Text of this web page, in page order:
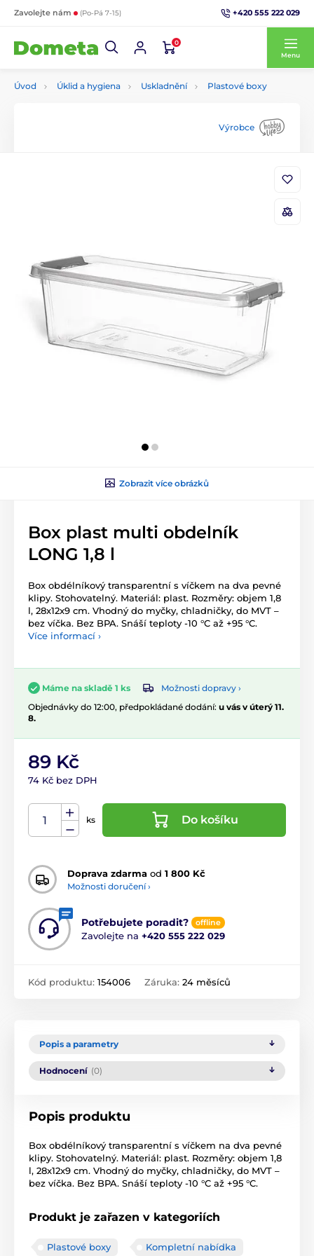
Zavolejte nám (Po-Pá 7-15) +420 555 222 029
0
Menu
Úvod Úklid a hygiena Uskladnění Plastové boxy
Výrobce
Zobrazit více obrázků
Box plast multi obdelník
LONG 1,8 l
Box obdélníkový transparentní s víčkem na dva pevné
klipy. Stohovatelný. Materiál: plast. Rozměry: objem 1,8
l, 28x12x9 cm. Vhodný do myčky, chladničky, do MVT –
bez víčka. Bez BPA. Snáší teploty -10 °C až +95 °C.
Více informací ›
Máme na skladě 1 ks
Možnosti dopravy ›
Objednávky do 12:00, předpokládané dodání: u vás v úterý 11.
8.
89 Kč
74 Kč bez DPH
ks Do košíku
Doprava zdarma od 1 800 Kč
Možnosti doručení ›
Potřebujete poradit? offline
Zavolejte na +420 555 222 029
Kód produktu: 154006 Záruka: 24 měsíců
Popis a parametry
Hodnocení (0)
Popis produktu
Box obdélníkový transparentní s víčkem na dva pevné
klipy. Stohovatelný. Materiál: plast. Rozměry: objem 1,8
l, 28x12x9 cm. Vhodný do myčky, chladničky, do MVT –
bez víčka. Bez BPA. Snáší teploty -10 °C až +95 °C.
Produkt je zařazen v kategoriích
Plastové boxy Kompletní nabídka